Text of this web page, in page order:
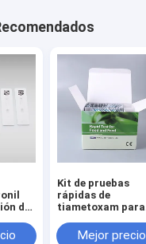
de
Kit de pruebas
rápidas de
tiametoxam para
arroz y miel.
Mejor precio